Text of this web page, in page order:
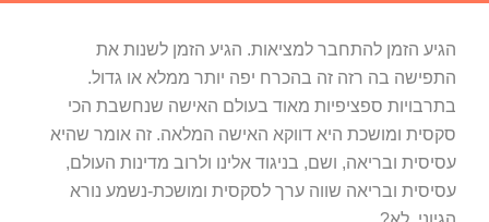
הגיע הזמן להתחבר למציאות. הגיע הזמן לשנות את
התפישה בה רזה זה בהכרח יפה יותר ממלא או גדול.
בתרבויות ספציפיות מאוד בעולם האישה שנחשבת הכי
סקסית ומושכת היא דווקא האישה המלאה. זה אומר שהיא
עסיסית ובריאה, ושם, בניגוד אלינו ולרוב מדינות העולם,
עסיסית ובריאה שווה ערך לסקסית ומושכת-נשמע נורא